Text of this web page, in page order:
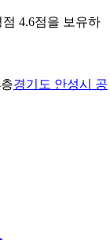
4.6점을 보유하
경기도 안성시 공